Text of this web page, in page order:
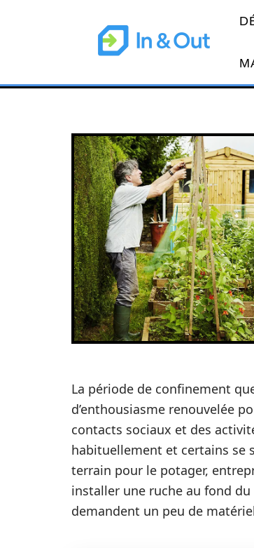
La période de confinement
d’enthousiasme renouvelée
contacts sociaux et des
habituellement et certains se
terrain pour le potager,
installer une ruche au fond
demandent un peu de